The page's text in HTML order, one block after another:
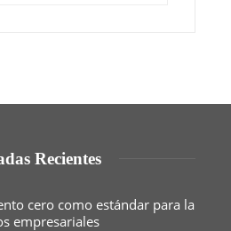
Recientes
cero como estándar para la
empresariales